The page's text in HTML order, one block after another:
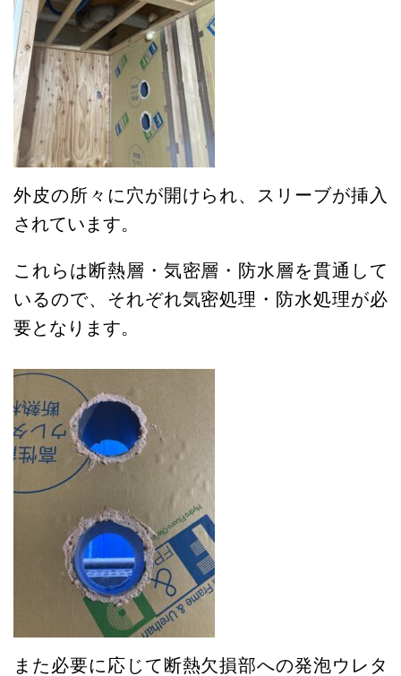
外皮の所々に穴が開けられ、スリーブが挿入
されています。
これらは断熱層・気密層・防水層を貫通して
いるので、それぞれ気密処理・防水処理が必
要となります。
また必要に応じて断熱欠損部への発泡ウレタ